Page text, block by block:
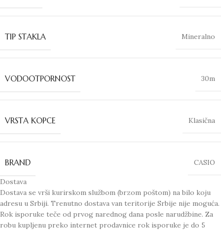
TIP STAKLA Mineralno
VODOOTPORNOST 30m
VRSTA KOPCE Klasična
BRAND CASIO
Dostava
Dostava se vrši kurirskom službom (brzom poštom) na bilo koju
adresu u Srbiji. Trenutno dostava van teritorije Srbije nije moguća.
Rok isporuke teče od prvog narednog dana posle narudžbine. Za
robu kupljenu preko internet prodavnice rok isporuke je do 5